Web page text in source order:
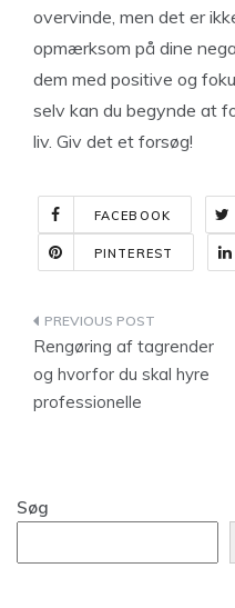
overvinde, men det er
opmærksom på dine
dem med positive og
selv kan du begynde at
liv. Giv det et forsøg!
FACEBOOK
PINTEREST
Rengøring af tagrender
og hvorfor du skal hyre
professionelle
Søg